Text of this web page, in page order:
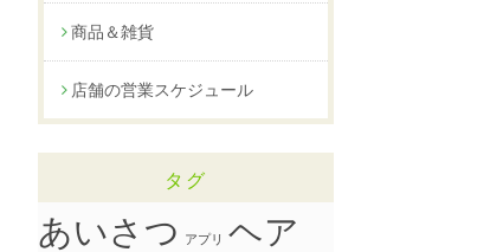
商品＆雑貨
店舗の営業スケジュール
タグ
あいさつ アプリ ヘア